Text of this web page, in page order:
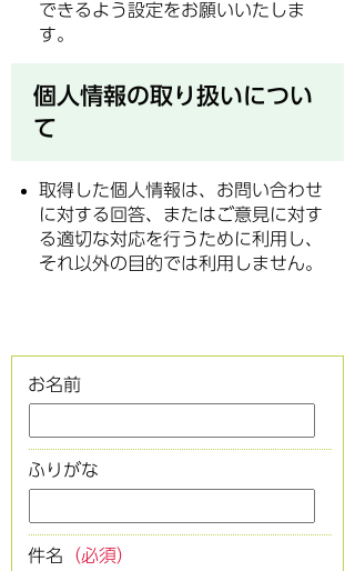
できるよう設定をお願いいたしま
す。
個人情報の取り扱いについ
て
取得した個人情報は、お問い合わせ
に対する回答、またはご意見に対す
る適切な対応を行うために利用し、
それ以外の目的では利用しません。
お名前
ふりがな
件名 （必須）